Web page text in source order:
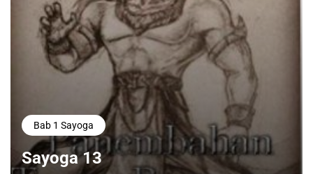
Bab 1 Sayoga
Sayoga 13